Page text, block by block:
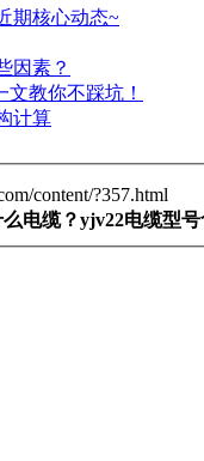
期核心动态~
因素？
教你不踩坑！
计算
content/?357.html
电缆？yjv22电缆型